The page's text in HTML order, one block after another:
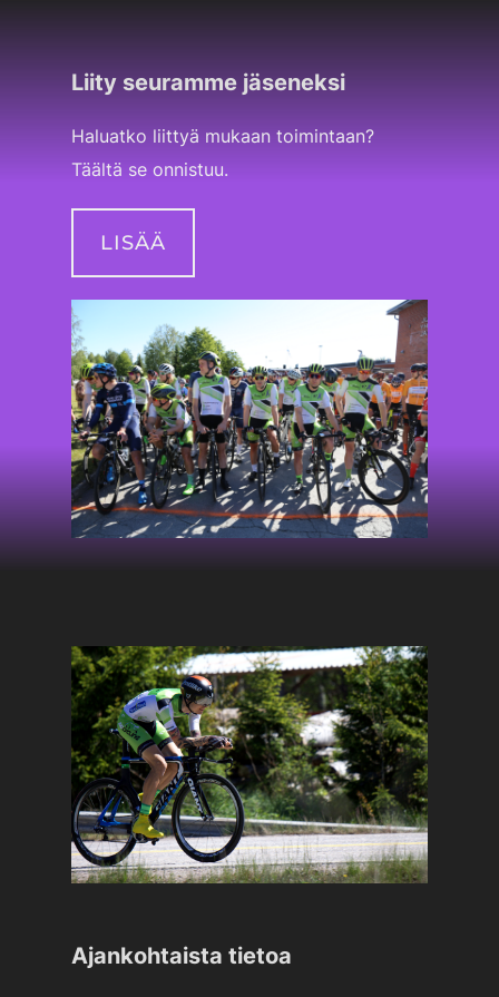
Liity seuramme jäseneksi
Haluatko liittyä mukaan toimintaan?
Täältä se onnistuu.
LISÄÄ
Ajankohtaista tietoa